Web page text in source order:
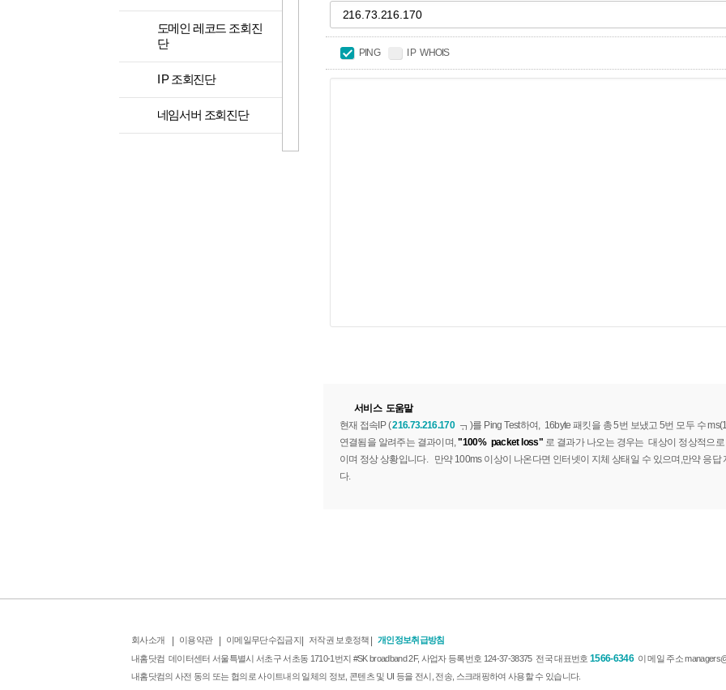
도메인 레코드 조회진
단
I P 조회진단
네임서버 조회진단
PING I P WHOIS
서비스 도움말
현재 접속IP (216.73.216.170
)를 Ping Test하여, 16byte 패킷을 총 5번 보냈고 5번 모두 수
연결됨을 알려주는 결과이며,"100% packet loss" 로 결과가 나오는 경우는 대상이 정상적으
이며 정상 상황입니다. 만약 100ms 이상이 나온다면 인터넷이 지체 상태일 수 있으며,만약 응
다.
회사소개 이용약관 이메일무단수집금지 저작권 보호정책
개인정보취급방침
내홈닷컴 데이터센터 서울특별시 서초구 서초동 1710-1번지 #SK broadband 2F, 사업자 등록번호 124-37-38375 전국 대표번호 1566-6346이 메일 주소
내홈닷컴의 사전 동의 또는 협의로 사이트내의 일체의 정보, 콘텐츠 및 UI 등을 전시, 전송, 스크래핑하여 사용할 수 있습니다.